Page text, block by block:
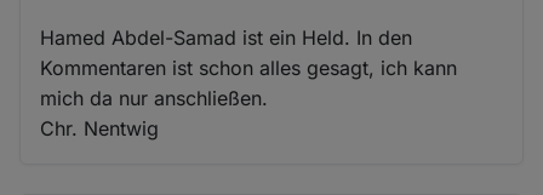
Hamed Abdel-Samad ist ein Held. In den
Kommentaren ist schon alles gesagt, ich kann
mich da nur anschließen.
Chr. Nentwig